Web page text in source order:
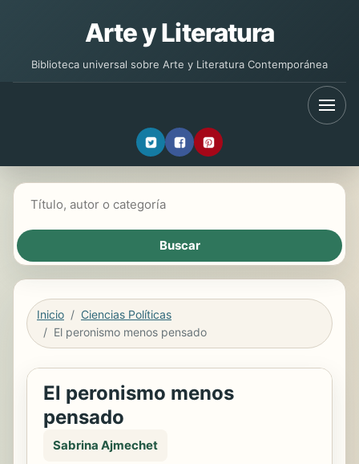
Arte y Literatura
Biblioteca universal sobre Arte y Literatura Contemporánea
Inicio
Ciencias Políticas
El peronismo menos pensado
El peronismo menos
pensado
Sabrina Ajmechet